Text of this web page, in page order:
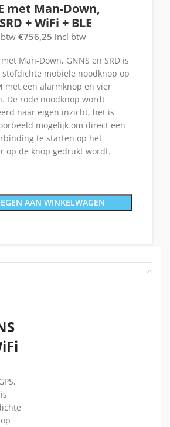
met Man-Down,
+ WiFi + BLE
€756,25 incl btw
met Man-Down, GNNS en SRD is
mobiele noodknop op
met een alarmknop en vier
De rode noodknop wordt
naar eigen inzicht, het is
mogelijk om direct een
te starten op het
op de knop gedrukt wordt.
AAN WINKELWAGEN